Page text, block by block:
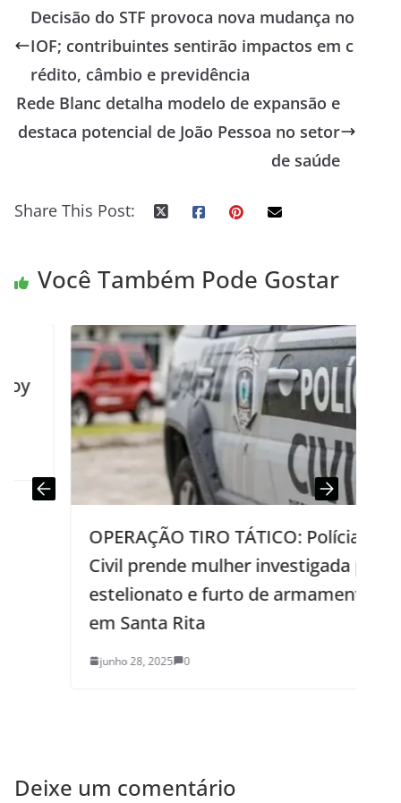
Decisão do STF provoca nova mudança no
IOF; contribuintes sentirão impactos em c
rédito, câmbio e previdência
Rede Blanc detalha modelo de expansão e
destaca potencial de João Pessoa no setor
de saúde
Share This Post:
Você Também Pode Gostar
OPERAÇÃO TIRO TÁTICO: Polícia
Civil prende mulher investigada por
estelionato e furto de armamentos
em Santa Rita
junho 28, 2025 0
Deixe um comentário